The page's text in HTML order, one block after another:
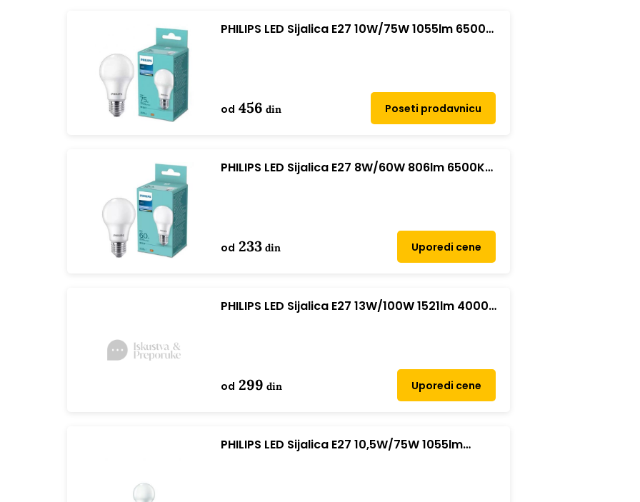
PHILIPS LED Sijalica E27 10W/75W 1055lm 6500K
od 456 din Poseti prodavnicu
PHILIPS LED Sijalica E27 8W/60W 806lm 6500K
od 233 din Uporedi cene
PHILIPS LED Sijalica E27 13W/100W 1521lm 4000K
od 299 din Uporedi cene
PHILIPS LED Sijalica E27 10,5W/75W 1055lm